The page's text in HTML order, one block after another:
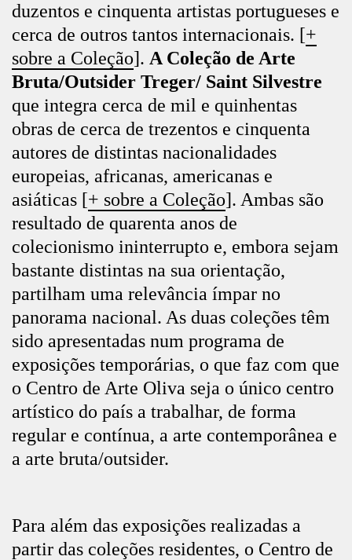
duzentos e cinquenta artistas portugueses e
cerca de outros tantos internacionais. [+
sobre a Coleção]. A Coleção de Arte
Bruta/Outsider Treger/ Saint Silvestre
que integra cerca de mil e quinhentas
obras de cerca de trezentos e cinquenta
autores de distintas nacionalidades
europeias, africanas, americanas e
asiáticas [+ sobre a Coleção]. Ambas são
resultado de quarenta anos de
colecionismo ininterrupto e, embora sejam
bastante distintas na sua orientação,
partilham uma relevância ímpar no
panorama nacional. As duas coleções têm
sido apresentadas num programa de
exposições temporárias, o que faz com que
o Centro de Arte Oliva seja o único centro
artístico do país a trabalhar, de forma
regular e contínua, a arte contemporânea e
a arte bruta/outsider.
Para além das exposições realizadas a
partir das coleções residentes, o Centro de